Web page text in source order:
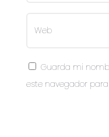
Guarda mi
este navegador